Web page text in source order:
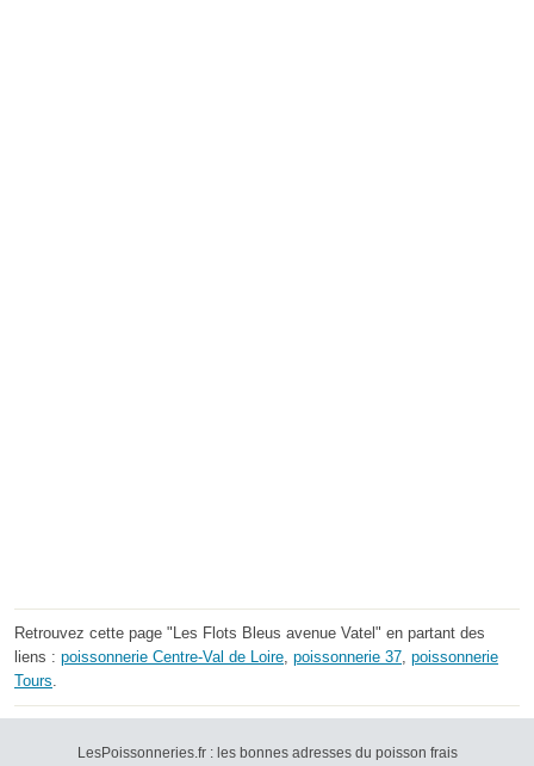
Retrouvez cette page "Les Flots Bleus avenue Vatel" en partant des
liens : poissonnerie Centre-Val de Loire poissonnerie 37 poissonnerie
Tours
LesPoissonneries.fr : les bonnes adresses du poisson frais